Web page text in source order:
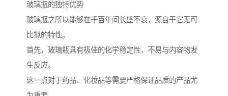
玻璃瓶的独特优势
玻璃瓶之所以能够在千百年间长盛不衰，源自于它无可
比拟的特性。
首先，玻璃瓶具有极佳的化学稳定性，不易与内容物发
生反应。
这一点对于药品、化妆品等需要严格保证品质的产品尤